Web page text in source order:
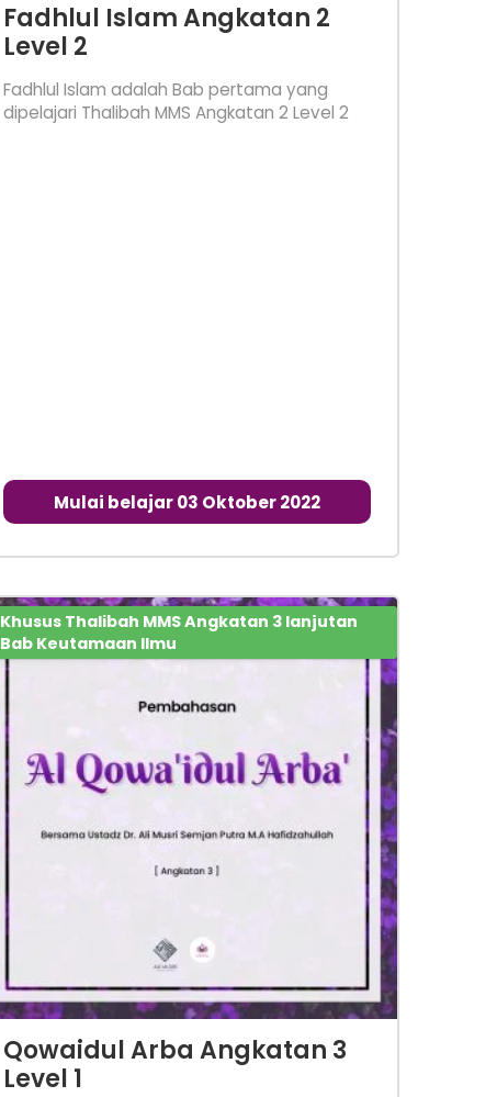
Fadhlul Islam Angkatan 2
Level 2
Fadhlul Islam adalah Bab pertama yang
dipelajari Thalibah MMS Angkatan 2 Level 2
Mulai belajar 03 Oktober 2022
Khusus Thalibah MMS Angkatan 3 lanjutan
Bab Keutamaan Ilmu
Qowaidul Arba Angkatan 3
Level 1